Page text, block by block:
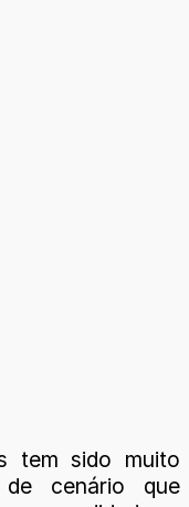
tem sido muito
cenário que